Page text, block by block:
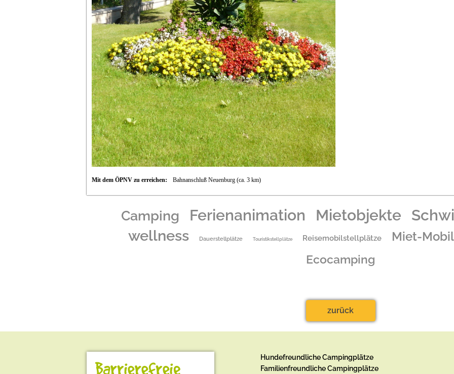
Mit dem ÖPNV zu erreichen: Bahnanschluß Neuenburg (ca. 3 km)
Camping Ferienanimation Mietobjekte
wellness
Dauerstellplätze Touristikstellplätze Reisemobilstellplätze Miet-
Ecocamping
zurück
Hundefreundliche Campingplätze
Familienfreundliche Campingplätze